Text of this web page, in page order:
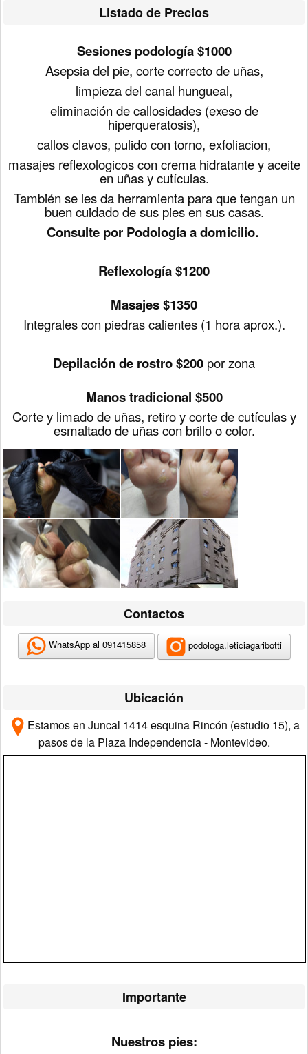
Listado de Precios
Sesiones podología$1000
Asepsia del pie, corte correcto de uñas,
limpieza del canal hungueal,
eliminación de callosidades (exeso de
hiperqueratosis),
callos clavos, pulido con torno, exfoliacion,
masajes reflexologicos con crema hidratante y aceite
en uñas y cutículas.
También se les da herramienta para que tengan un
buen cuidado de sus pies en sus casas.
Consulte por Podología a domicilio.
Reflexología$1200
Masajes$1350
Integrales con piedras calientes (1 hora aprox.).
Depilación de rostro $200 por zona
Manos tradicional $500
Corte y limado de uñas, retiro y corte de cutículas y
esmaltado de uñas con brillo o color.
Contactos
WhatsApp al 091415858 podologa.leticiagaribotti
Ubicación
Estamos en Juncal 1414 esquina Rincón (estudio 15), a
pasos de la Plaza Independencia - Montevideo.
Importante
Nuestros pies: